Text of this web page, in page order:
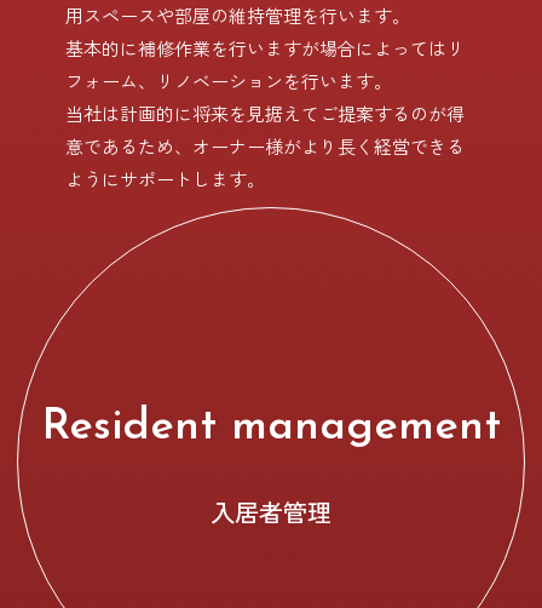
用スペースや部屋の維持管理を行います。
基本的に補修作業を行いますが場合によってはリ
フォーム、リノベーションを行います。
当社は計画的に将来を見据えてご提案するのが得
意であるため、オーナー様がより長く経営できる
ようにサポートします。
Resident management
入居者管理